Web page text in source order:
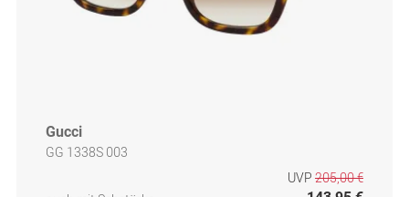
Gucci
GG 1338S 003
UVP 205,00 €